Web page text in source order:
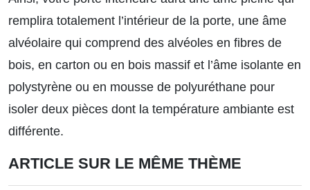
remplira totalement l’intérieur de la porte, une âme
alvéolaire qui comprend des alvéoles en fibres de
bois, en carton ou en bois massif et l’âme isolante en
polystyrène ou en mousse de polyuréthane pour
isoler deux pièces dont la température ambiante est
différente.
ARTICLE SUR LE MÊME THÈME